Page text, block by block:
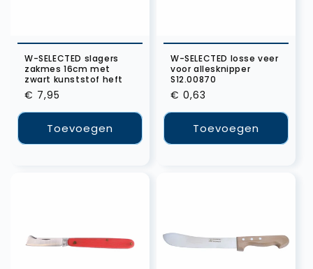
W-SELECTED slagers
zakmes 16cm met
zwart kunststof heft
Normale
prijs
€ 7,95
Toevoegen
W-SELECTED losse veer
voor allesknipper
S12.00870
Normale
prijs
€ 0,63
Toevoegen